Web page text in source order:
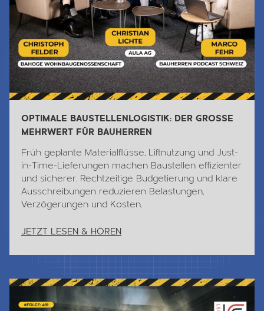
OPTIMALE BAUSTELLENLOGISTIK: DER GROSSE
MEHRWERT FÜR BAUHERREN
Früh geplante Materialflüsse, Liftnutzung und Just-
in-Time-Lieferungen machen Baustellen effizienter
und sicherer. Rechtzeitige Budgetierung und klare
Ausschreibungen reduzieren Belastungen,
Verzögerungen und Kosten.
JETZT LESEN & HÖREN
Jetzt Lesen & Hören